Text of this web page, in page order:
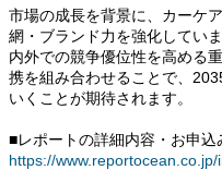
市場の成長を背景に、カーケ
網・ブランド力を強化してい
内外での競争優位性を高める
携を組み合わせることで、
いくことが期待されます。
■レポートの詳細内容・お申込
https://